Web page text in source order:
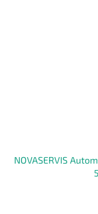
NOVASERVIS